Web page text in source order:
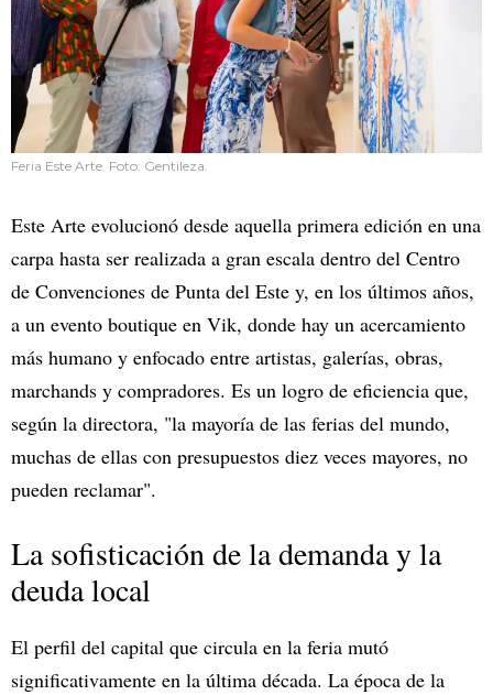
Feria Este Arte. Foto: Gentileza.
Este Arte evolucionó desde aquella primera edición en una
carpa hasta ser realizada a gran escala dentro del Centro
de Convenciones de Punta del Este y, en los últimos años,
a un evento boutique en Vik, donde hay un acercamiento
más humano y enfocado entre artistas, galerías, obras,
marchands y compradores. Es un logro de eficiencia que,
según la directora, "la mayoría de las ferias del mundo,
muchas de ellas con presupuestos diez veces mayores, no
pueden reclamar".
La sofisticación de la demanda y la
deuda local
El perfil del capital que circula en la feria mutó
significativamente en la última década. La época de la